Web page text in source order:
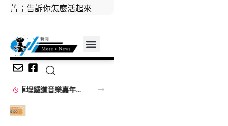
菁；告訴你怎麼活起來